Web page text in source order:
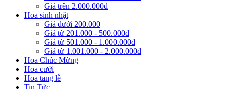
Giá trên 2.000.000đ
Hoa sinh nhật
Giá dưới 200.000
Giá từ 201.000 - 500.000đ
Giá từ 501.000 - 1.000.000đ
Giá từ 1.001.000 - 2.000.000đ
Hoa Chúc Mừng
Hoa cưới
Hoa tang lễ
Tin Tức